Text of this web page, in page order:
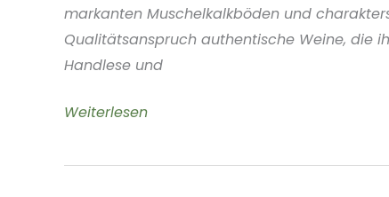
markanten Muschelkalkböden und
Qualitätsanspruch authentische Weine, die
Handlese und
Weingut
Patek
Weiterlesen